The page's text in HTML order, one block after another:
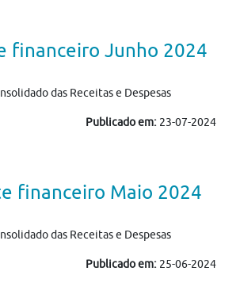
financeiro Junho 2024
das Receitas e Despesas
Publicado em: 23-07-2024
financeiro Maio 2024
das Receitas e Despesas
Publicado em: 25-06-2024